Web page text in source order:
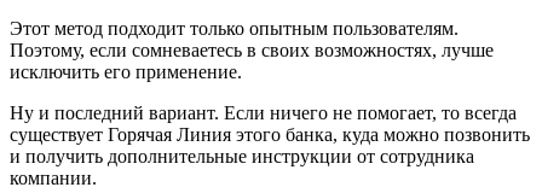
Этот метод подходит только опытным пользователям.
Поэтому, если сомневаетесь в своих возможностях, лучше
исключить его применение.
Ну и последний вариант. Если ничего не помогает, то всегда
существует Горячая Линия этого банка, куда можно позвонить
и получить дополнительные инструкции от сотрудника
компании.